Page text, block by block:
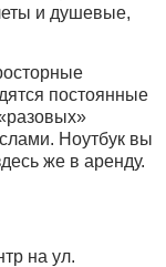
и душевые,
постоянные
Ноутбук вы
же в аренду.
на ул.